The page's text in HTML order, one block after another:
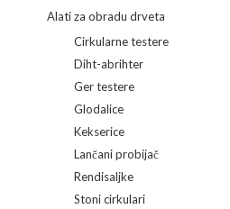
Alati za obradu drveta
Cirkularne testere
Diht-abrihter
Ger testere
Glodalice
Kekserice
Lančani probijač
Rendisaljke
Stoni cirkulari